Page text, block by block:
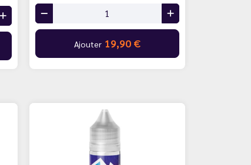
Ajouter 19,90 €